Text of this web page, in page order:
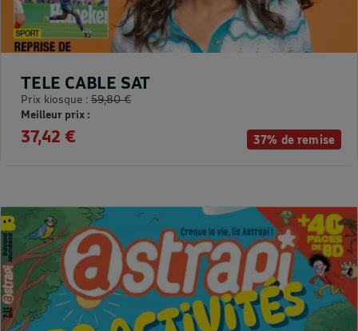
37% de remise
TELE CABLE SAT
Prix kiosque : 59,80 €
Meilleur prix :
37,42 €